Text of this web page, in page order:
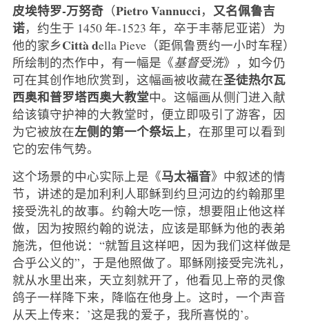
皮埃特罗-万努奇（Pietro Vannucci， 又名佩鲁吉
诺，约生于 1450 年-1523 年，卒于丰蒂尼亚诺）为
他的家乡Città della Pieve（距佩鲁贾约一小时车程）
所绘制的杰作中，有一幅是《基督受洗》，如今仍
可在其创作地欣赏到，这幅画被收藏在圣徒热尔瓦
西奥和普罗塔西奥大教堂中。这幅画从侧门进入献
给该镇守护神的大教堂时，便立即吸引了游客，因
为它被放在左侧的第一个祭坛上，在那里可以看到
它的宏伟气势。
这个场景的中心实际上是《马太福音》中叙述的情
节，讲述的是加利利人耶稣到约旦河边的约翰那里
接受洗礼的故事。约翰大吃一惊，想要阻止他这样
做，因为按照约翰的说法，应该是耶稣为他的表弟
施洗，但他说：“就暂且这样吧，因为我们这样做是
合乎公义的”，于是他照做了。耶稣刚接受完洗礼，
就从水里出来，天立刻就开了，他看见上帝的灵像
鸽子一样降下来，降临在他身上。这时，一个声音
从天上传来：’这是我的爱子，我所喜悦的’。